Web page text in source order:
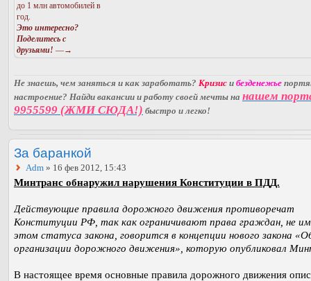
до 1 млн автомобилей в
год.
Это интересно?
Поделитесь с
друзьями! —→
Не знаешь, чем заняться и как заработать? Кризис и безденежье
настроение? Найди вакансии и работу своей мечты на нашем
9955599 (ЖМИ СЮДА!) быстро и легко!
За баранкой
Adm » 16 фев 2012, 15:43
Минтранс обнаружил нарушения Конституции в ПДД.
Действующие правила дорожного движения противоречат
Конституции РФ, так как ограничивают права граждан, не
этом статуса закона, говорится в концепции нового закона
организации дорожного движения», которую опубликовал
В настоящее время основные правила дорожного движения